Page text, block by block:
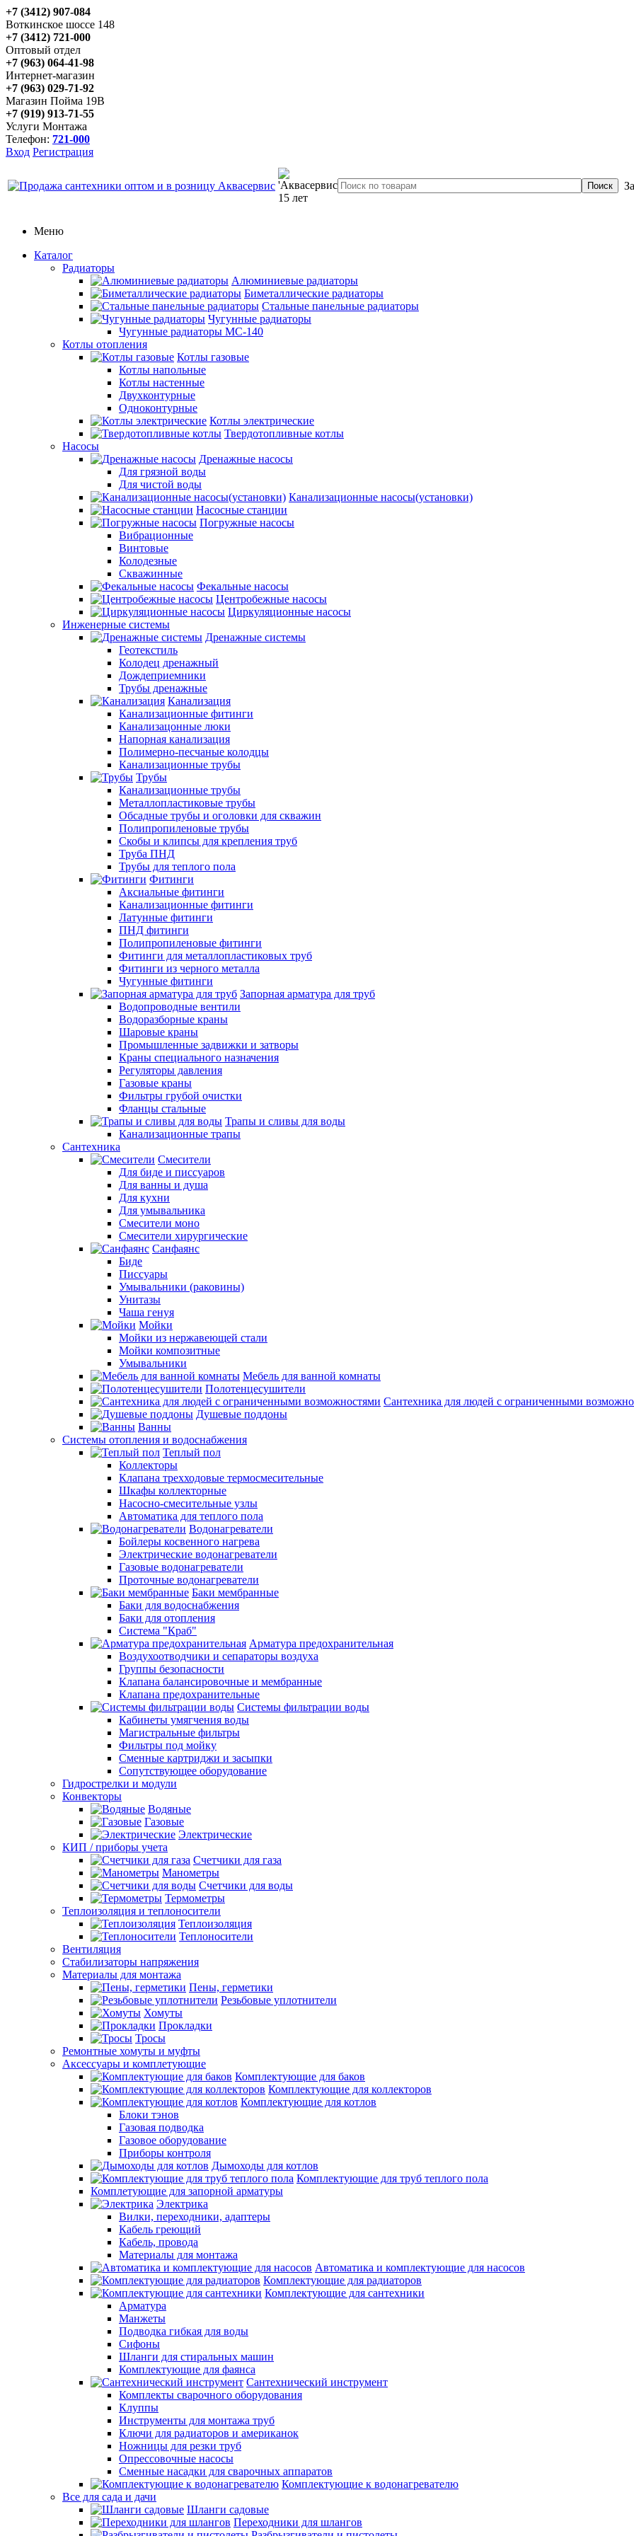
+7 (3412) 907-084
Воткинское шоссе 148
+7 (3412) 721-000
Оптовый отдел
+7 (963) 064-41-98
Интернет-магазин
+7 (963) 029-71-92
Магазин Пойма 19В
+7 (919) 913-71-55
Услуги Монтажа
Телефон: 721-000
Вход Регистрация
Меню
Каталог
Радиаторы
Алюминиевые радиаторы
Биметаллические радиаторы
Стальные панельные радиаторы
Чугунные радиаторы
Чугунные радиаторы МС-140
Котлы отопления
Котлы газовые
Котлы напольные
Котлы настенные
Двухконтурные
Одноконтурные
Котлы электрические
Твердотопливные котлы
Насосы
Дренажные насосы
Для грязной воды
Для чистой воды
Канализационные насосы(установки)
Насосные станции
Погружные насосы
Вибрационные
Винтовые
Колодезные
Скважинные
Фекальные насосы
Центробежные насосы
Циркуляционные насосы
Инженерные системы
Дренажные системы
Геотекстиль
Колодец дренажный
Дождеприемники
Трубы дренажные
Канализация
Канализационные фитинги
Канализацонные люки
Напорная канализация
Полимерно-песчаные колодцы
Канализационные трубы
Трубы
Канализационные трубы
Металлопластиковые трубы
Обсадные трубы и оголовки для скважин
Полипропиленовые трубы
Скобы и клипсы для крепления труб
Труба ПНД
Трубы для теплого пола
Фитинги
Аксиальные фитинги
Канализационные фитинги
Латунные фитинги
ПНД фитинги
Полипропиленовые фитинги
Фитинги для металлопластиковых труб
Фитинги из черного металла
Чугунные фитинги
Запорная арматура для труб
Водопроводные вентили
Водоразборные краны
Шаровые краны
Промышленные задвижки и затворы
Краны специального назначения
Регуляторы давления
Газовые краны
Фильтры грубой очистки
Фланцы стальные
Трапы и сливы для воды
Канализационные трапы
Сантехника
Смесители
Для биде и писсуаров
Для ванны и душа
Для кухни
Для умывальника
Смесители моно
Смесители хирургические
Санфаянс
Биде
Писсуары
Умывальники (раковины)
Унитазы
Чаша генуя
Мойки
Мойки из нержавеющей стали
Мойки композитные
Умывальники
Мебель для ванной комнаты
Полотенцесушители
Сантехника для людей с ограниченными
Душевые поддоны
Ванны
Системы отопления и водоснабжения
Теплый пол
Коллекторы
Клапана трехходовые термосмесительные
Шкафы коллекторные
Насосно-смесительные узлы
Автоматика для теплого пола
Водонагреватели
Бойлеры косвенного нагрева
Электрические водонагреватели
Газовые водонагреватели
Проточные водонагреватели
Баки мембранные
Баки для водоснабжения
Баки для отопления
Система "Краб"
Арматура предохранительная
Воздухоотводчики и сепараторы воздуха
Группы безопасности
Клапана балансировочные и мембранные
Клапана предохранительные
Системы фильтрации воды
Кабинеты умягчения воды
Магистральные фильтры
Фильтры под мойку
Сменные картриджи и засыпки
Сопутствующее оборудование
Гидрострелки и модули
Конвекторы
Водяные
Газовые
Электрические
КИП / приборы учета
Счетчики для газа
Манометры
Счетчики для воды
Термометры
Теплоизоляция и теплоносители
Теплоизоляция
Теплоносители
Вентиляция
Стабилизаторы напряжения
Материалы для монтажа
Пены, герметики
Резьбовые уплотнители
Хомуты
Прокладки
Тросы
Ремонтные хомуты и муфты
Аксессуары и комплетующие
Комплектующие для баков
Комплектующие для коллекторов
Комплектующие для котлов
Блоки тэнов
Газовая подводка
Газовое оборудование
Приборы контроля
Дымоходы для котлов
Комплектующие для труб теплого пола
Комплетующие для запорной арматуры
Электрика
Вилки, переходники, адаптеры
Кабель греющий
Кабель, провода
Материалы для монтажа
Автоматика и комплектующие для насосов
Комплектующие для радиаторов
Комплектующие для сантехники
Арматура
Манжеты
Подводка гибкая для воды
Сифоны
Шланги для стиральных машин
Комплектующие для фаянса
Сантехнический инструмент
Комплекты сварочного оборудования
Клуппы
Инструменты для монтажа труб
Ключи для радиаторов и американок
Ножницы для резки труб
Опрессовочные насосы
Сменные насадки для сварочных аппаратов
Комплектующие к водонагревателю
Все для сада и дачи
Шланги садовые
Переходники для шлангов